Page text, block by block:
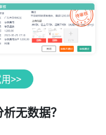
无数据？